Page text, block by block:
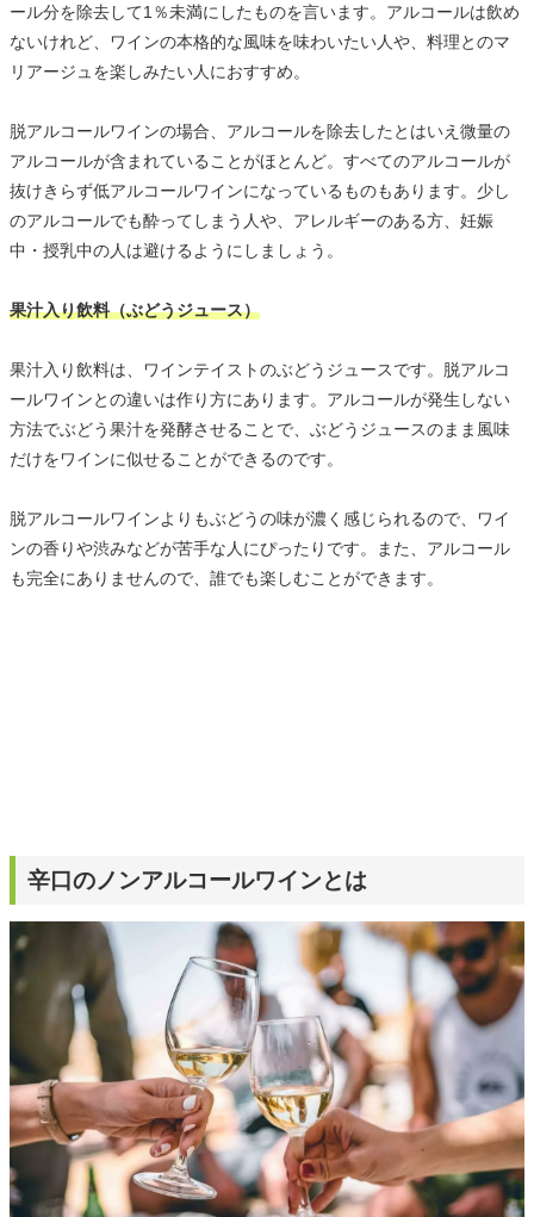
ール分を除去して1％未満にしたものを言います。アルコールは飲め
ないけれど、ワインの本格的な風味を味わいたい人や、料理とのマ
リアージュを楽しみたい人におすすめ。
脱アルコールワインの場合、アルコールを除去したとはいえ微量の
アルコールが含まれていることがほとんど。すべてのアルコールが
抜けきらず低アルコールワインになっているものもあります。少し
のアルコールでも酔ってしまう人や、アレルギーのある方、妊娠
中・授乳中の人は避けるようにしましょう。
果汁入り飲料（ぶどうジュース）
果汁入り飲料は、ワインテイストのぶどうジュースです。脱アルコ
ールワインとの違いは作り方にあります。アルコールが発生しない
方法でぶどう果汁を発酵させることで、ぶどうジュースのまま風味
だけをワインに似せることができるのです。
脱アルコールワインよりもぶどうの味が濃く感じられるので、ワイ
ンの香りや渋みなどが苦手な人にぴったりです。また、アルコール
も完全にありませんので、誰でも楽しむことができます。
辛口のノンアルコールワインとは